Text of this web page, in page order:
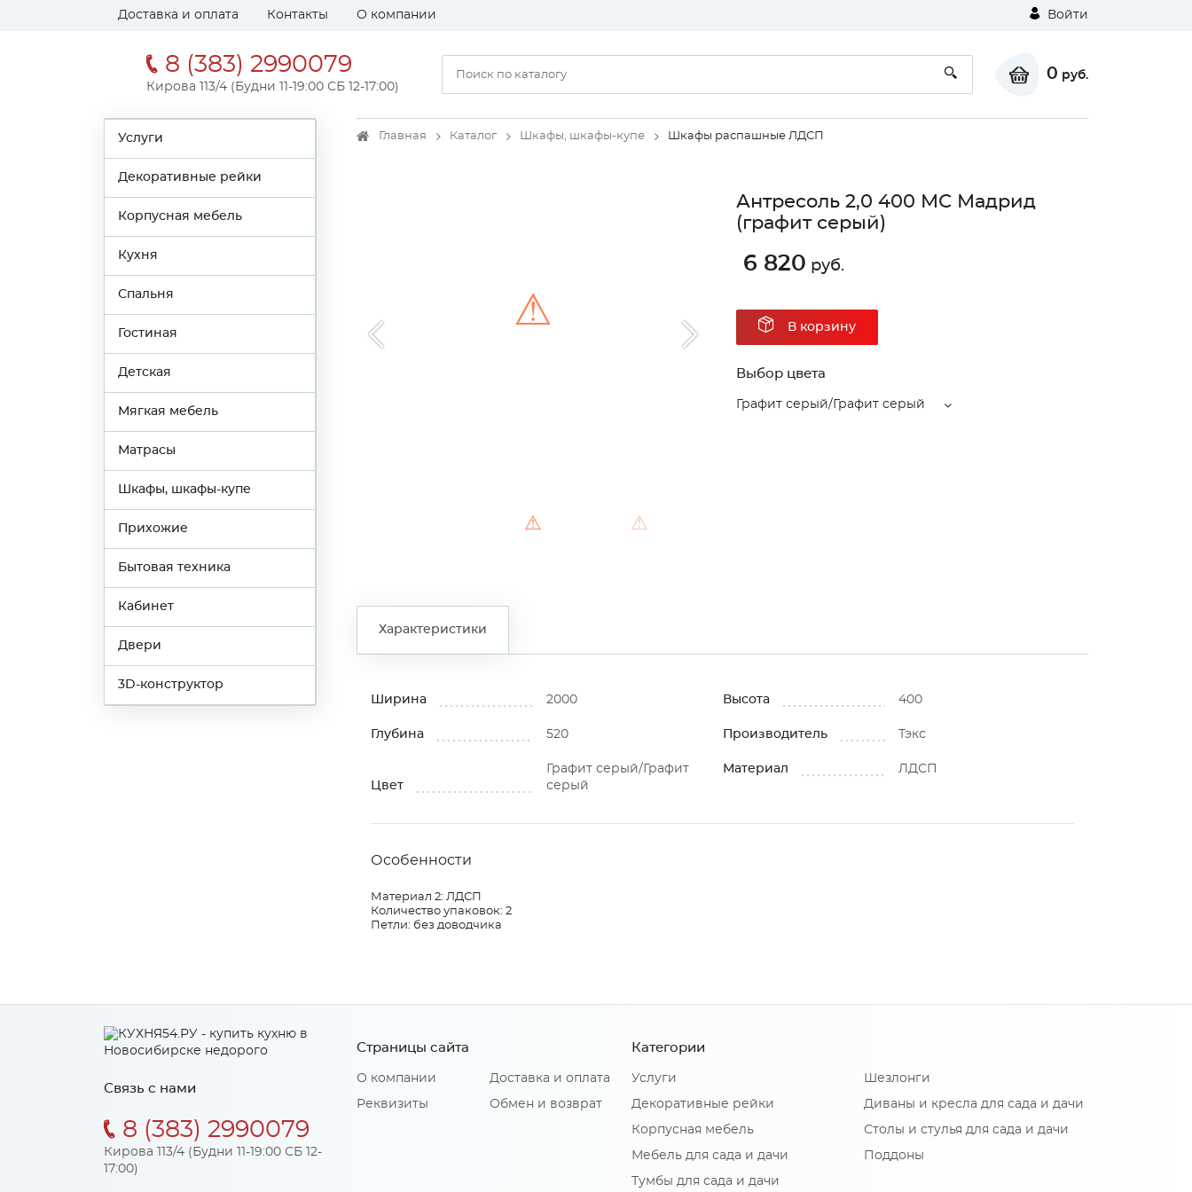
Доставка и оплата Контакты О компании Войти
8 (383) 2990079
Кирова 113/4 (Будни 11-19:00 СБ 12-17:00)
0 руб.
Услуги
Декоративные рейки
Корпусная мебель
Кухня
Спальня
Гостиная
Детская
Мягкая мебель
Матрасы
Шкафы, шкафы-купе
Прихожие
Бытовая техника
Кабинет
Двери
3D-конструктор
Главная Каталог Шкафы, шкафы-купе Шкафы распашные ЛДСП
⚠ ⚠
⚠ ⚠
Антресоль 2,0 400 МС Мадрид
(графит серый)
6 820 руб.
В корзину
Выбор цвета
Графит серый/Графит серый
Характеристики
Ширина 2000 Высота 400
Глубина 520 Производитель Тэкс
Цвет
Графит серый/Графит
серый
Материал ЛДСП
Особенности
Материал 2: ЛДСП
Количество упаковок: 2
Петли: без доводчика
Связь с нами
8 (383) 2990079
Кирова 113/4 (Будни 11-19:00 СБ 12-
17:00)
Страницы сайта
О компании
Реквизиты
Доставка и оплата
Обмен и возврат
Категории
Услуги
Декоративные рейки
Корпусная мебель
Мебель для сада и дачи
Тумбы для сада и дачи
Шезлонги
Диваны и кресла для сада и дачи
Столы и стулья для сада и дачи
Поддоны